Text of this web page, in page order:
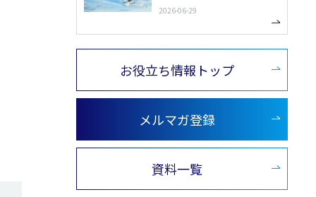
2026-06-29
お役立ち情報トップ
メルマガ登録
資料一覧